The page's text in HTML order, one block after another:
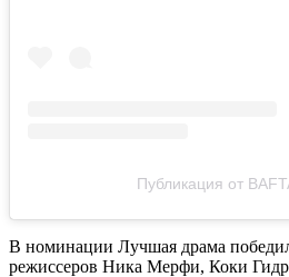
Публикация от
В номинации Лучшая драма
режиссеров Ника Мерфи, Коки